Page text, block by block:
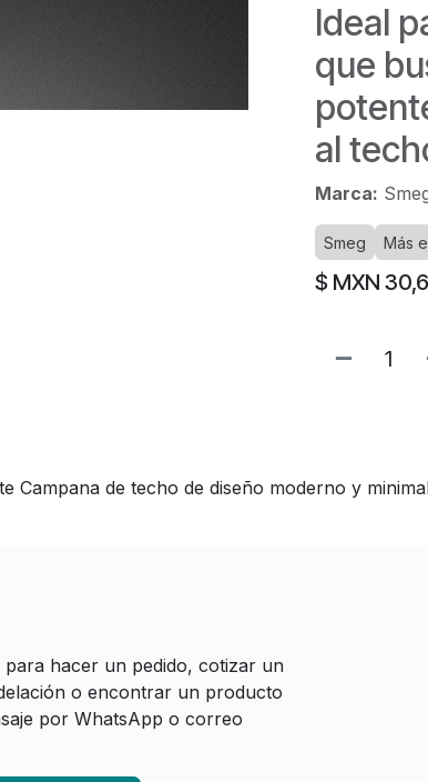
Ideal
que
al
Marca:
Smeg Más
$ MXN
Campana de techo de diseño moderno y
para hacer un pedido, cotizar un
o encontrar un producto
por WhatsApp o correo